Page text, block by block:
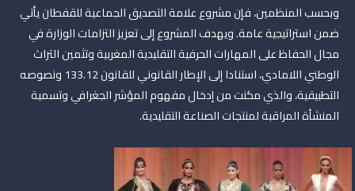
وبحسب المنظمين، فإن مشروع علامة التصديق الجماعية للقفطان يأتي
ضمن استراتيجية عامة. ويهدف المشروع إلى تعزيز التزامات الوزارة في
مجال الحفاظ على المهارات الحرفية التقليدية المغربية وتثمين التراث
الوطني اللامادي، استنادا إلى الإطار القانوني للقانون 133.12 ونصوصه
التطبيقية، والذي مكنت من إدخال مفهوم المؤشر الجغرافي وتسمية
المنشأة المراقبة لمنتجات الصناعة التقليدية.